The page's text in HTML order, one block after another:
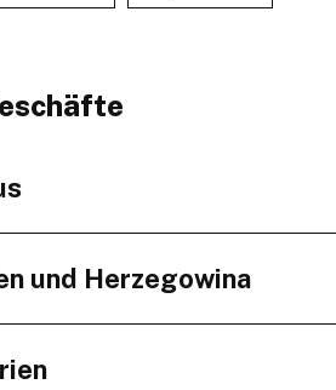
450529
Infos
Route
geöffnet
voblasć
und Herzegowina